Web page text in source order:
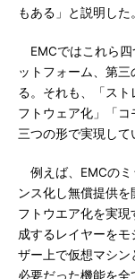
もある」と説明した。
EMCではこれら四
ットフォーム、第
る。それも、「ス
フトウェア化」「
三つの形で実現して
例えば、EMCのミ
ンス化し無償提供
フトウエア化を実
成するレイヤーを
ザー上で仮想マシ
必要だった機能を